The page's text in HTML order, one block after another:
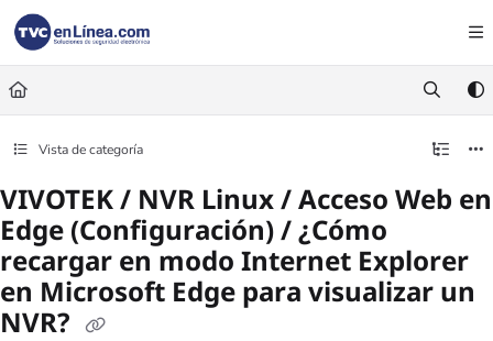
Documentation Index
Fetch the complete documentation index at:
Use this file to discover all available pages before exploring further.
Vista de categoría
VIVOTEK / NVR Linux / Acceso Web en
Edge (Configuración) / ¿Cómo
recargar en modo Internet Explorer
en Microsoft Edge para visualizar un
NVR?